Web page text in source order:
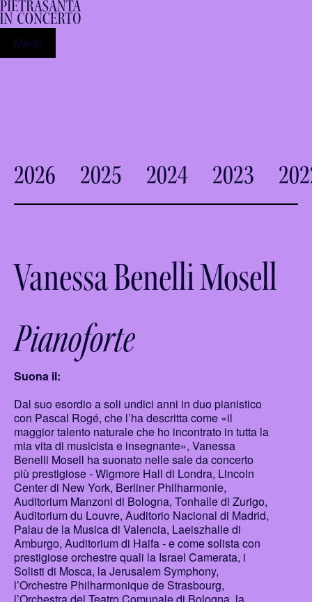
Menu
2026 2025 2024 2023
Vanessa Benelli Mosell
Pianoforte
Suona il:
Dal suo esordio a soli undici anni in duo pianistico
con Pascal Rogé, che l’ha descritta come «il
maggior talento naturale che ho incontrato in tutta la
mia vita di musicista e insegnante», Vanessa
Benelli Mosell ha suonato nelle sale da concerto
più prestigiose - Wigmore Hall di Londra, Lincoln
Center di New York, Berliner Philharmonie,
Auditorium Manzoni di Bologna, Tonhalle di Zurigo,
Auditorium du Louvre, Auditorio Nacional di Madrid,
Palau de la Musica di Valencia, Laeiszhalle di
Amburgo, Auditorium di Haifa - e come solista con
prestigiose orchestre quali la Israel Camerata, i
Solisti di Mosca, la Jerusalem Symphony,
l’Orchestre Philharmonique de Strasbourg,